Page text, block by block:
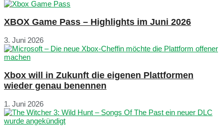
XBOX Game Pass – Highlights im Juni 2026
3. Juni 2026
Xbox will in Zukunft die eigenen Plattformen
wieder genau benennen
1. Juni 2026